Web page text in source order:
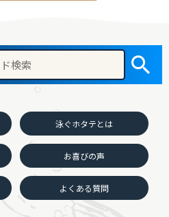
泳ぐホタテとは
お喜びの声
よくある質問